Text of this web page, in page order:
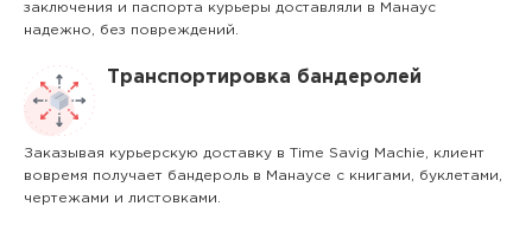
заключения и паспорта курьеры доставляли в Манаус
надежно, без повреждений.
Транспортировка бандеролей
Заказывая курьерскую доставку в Time Savig Machie, клиент
вовремя получает бандероль в Манаусе с книгами, буклетами,
чертежами и листовками.